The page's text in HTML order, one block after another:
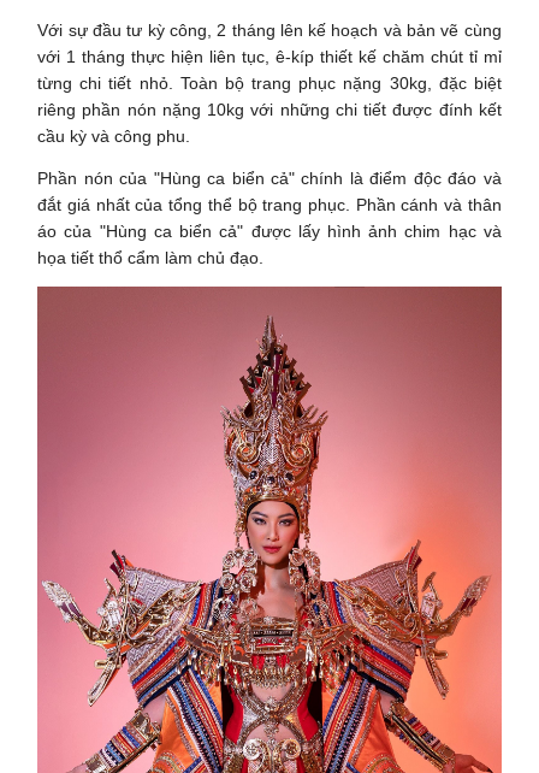
Với sự đầu tư kỳ công, 2 tháng lên kế hoạch và bản vẽ cùng
với 1 tháng thực hiện liên tục, ê-kíp thiết kế chăm chút tỉ mỉ
từng chi tiết nhỏ. Toàn bộ trang phục nặng 30kg, đặc biệt
riêng phần nón nặng 10kg với những chi tiết được đính kết
cầu kỳ và công phu.
Phần nón của "Hùng ca biển cả" chính là điểm độc đáo và
đắt giá nhất của tổng thể bộ trang phục. Phần cánh và thân
áo của "Hùng ca biển cả" được lấy hình ảnh chim hạc và
họa tiết thổ cẩm làm chủ đạo.